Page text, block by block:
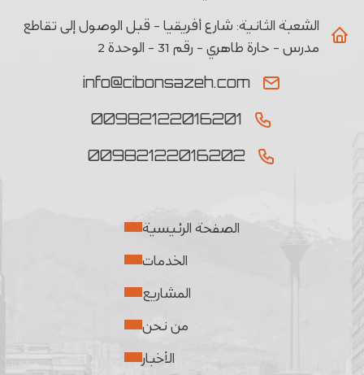
الشعبة الثانیة: شارع أفريقيا - قبل الوصول إلى تقاطع
مدرس - حارة طاهري - رقم 31 - الوحدة 2
info@cibonsazeh.com
00982122016201
00982122016202
الصفحة الرئيسية
الخدمات
المشاريع
من نحن
الأخبار